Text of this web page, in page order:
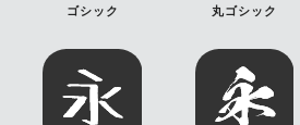
ゴシック 丸ゴシック